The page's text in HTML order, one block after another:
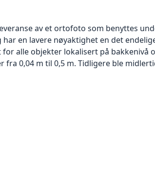
av et ortofoto som benyttes
en lavere nøyaktighet en det
alle objekter lokalisert på bakkenivå
fra 0,04 m til 0,5 m. Tidligere ble